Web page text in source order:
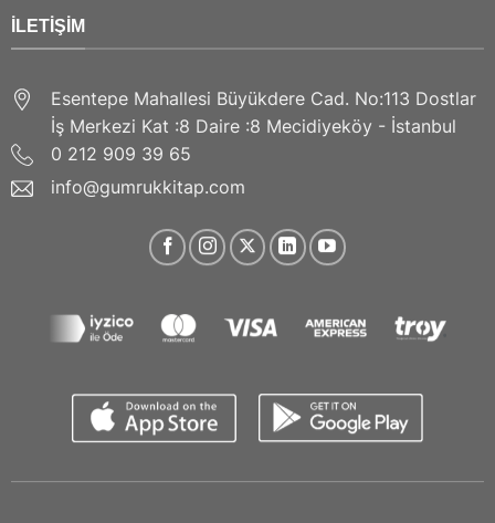
İLETIŞIM
Esentepe Mahallesi Büyükdere Cad. No:113 Dostlar
İş Merkezi Kat :8 Daire :8 Mecidiyeköy - İstanbul
0 212 909 39 65
info@gumrukkitap.com